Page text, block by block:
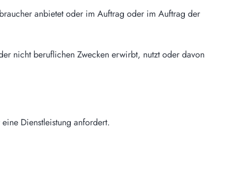
anbietet oder im Auftrag oder im Auftrag der
nicht beruflichen Zwecken erwirbt, nutzt oder davon
Dienstleistung anfordert.